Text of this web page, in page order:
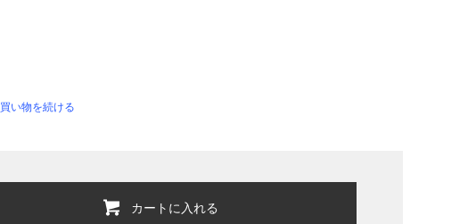
買い物を続ける
カートに入れる